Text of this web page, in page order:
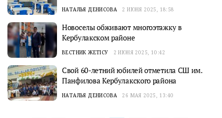
НАТАЛЬЯ ДЕНИСОВА 2 ИЮНЯ 2025, 18:58
Новоселы обживают многоэтажку в
Кербулакском районе
ВЕСТНИК ЖЕТІСУ 2 ИЮНЯ 2025, 10:42
Свой 60-летний юбилей отметила СШ им.
Панфилова Кербулакского района
НАТАЛЬЯ ДЕНИСОВА 26 МАЯ 2025, 13:40